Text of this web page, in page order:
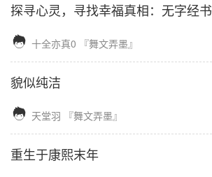
探寻心灵，寻找幸福真相：无字经书
 十全亦真0 『舞文弄墨』
貌似纯洁
 天堂羽 『舞文弄墨』
重生于康熙末年